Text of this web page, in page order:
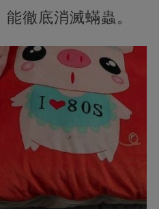
徹底消滅蟎蟲。